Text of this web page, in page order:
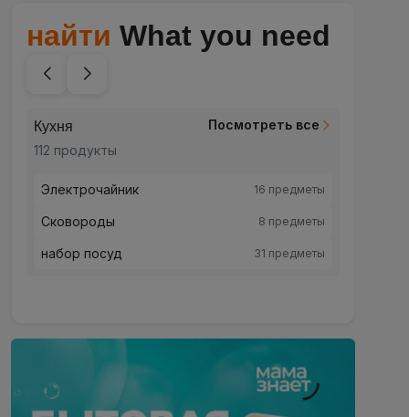
найти What you need
Кухня
112 продукты
Посмотреть все
Электрочайник 16 предметы
Сковороды 8 предметы
набор посуд 31 предметы